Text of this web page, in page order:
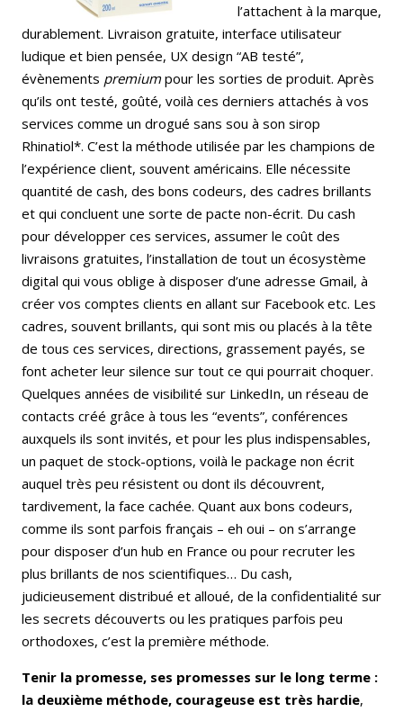
l’attachent à la marque,
durablement. Livraison gratuite, interface utilisateur
ludique et bien pensée, UX design “AB testé”,
évènements premiumpour les sorties de produit. Après
qu’ils ont testé, goûté, voilà ces derniers attachés à vos
services comme un drogué sans sou à son sirop
Rhinatiol*. C’est la méthode utilisée par les champions de
l’expérience client, souvent américains. Elle nécessite
quantité de cash, des bons codeurs, des cadres brillants
et qui concluent une sorte de pacte non-écrit. Du cash
pour développer ces services, assumer le coût des
livraisons gratuites, l’installation de tout un écosystème
digital qui vous oblige à disposer d’une adresse Gmail, à
créer vos comptes clients en allant sur Facebook etc. Les
cadres, souvent brillants, qui sont mis ou placés à la tête
de tous ces services, directions, grassement payés, se
font acheter leur silence sur tout ce qui pourrait choquer.
Quelques années de visibilité sur LinkedIn, un réseau de
contacts créé grâce à tous les “events”, conférences
auxquels ils sont invités, et pour les plus indispensables,
un paquet de stock-options, voilà le package non écrit
auquel très peu résistent ou dont ils découvrent,
tardivement, la face cachée. Quant aux bons codeurs,
comme ils sont parfois français – eh oui – on s’arrange
pour disposer d’un hub en France ou pour recruter les
plus brillants de nos scientifiques… Du cash,
judicieusement distribué et alloué, de la confidentialité sur
les secrets découverts ou les pratiques parfois peu
orthodoxes, c’est la première méthode.
Tenir la promesse, ses promesses sur le long terme :
la deuxième méthode, courageuse est très hardie,